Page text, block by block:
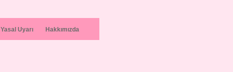
Yasal Uyarı Hakkımızda